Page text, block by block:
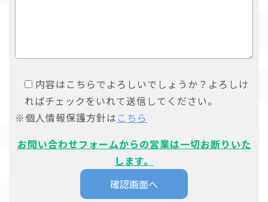
内容はこちらでよろしいでしょうか？よろしけ
ればチェックをいれて送信してください。
※個人情報保護方針は こちら
お問い合わせフォームからの営業は一切お断りいた
します。